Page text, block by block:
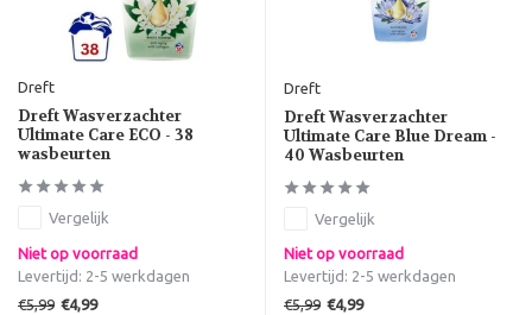
Dreft
Dreft Wasverzachter
Ultimate Care ECO - 38
wasbeurten
Vergelijk
Niet op voorraad
Levertijd: 2-5 werkdagen
€5,99 €4,99
Dreft
Dreft Wasverzachter
Ultimate Care Blue Dream -
40 Wasbeurten
Vergelijk
Niet op voorraad
Levertijd: 2-5 werkdagen
€5,99 €4,99